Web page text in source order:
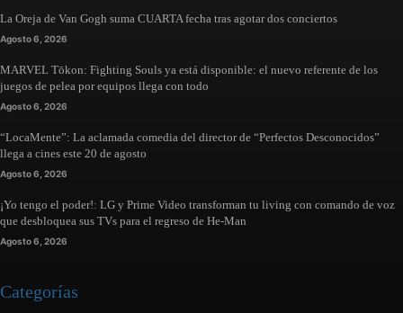
La Oreja de Van Gogh suma CUARTA fecha tras agotar dos conciertos
Agosto 6, 2026
MARVEL Tōkon: Fighting Souls ya está disponible: el nuevo referente de los
juegos de pelea por equipos llega con todo
Agosto 6, 2026
“LocaMente”: La aclamada comedia del director de “Perfectos Desconocidos”
llega a cines este 20 de agosto
Agosto 6, 2026
¡Yo tengo el poder!: LG y Prime Video transforman tu living con comando de voz
que desbloquea sus TVs para el regreso de He-Man
Agosto 6, 2026
Categorías